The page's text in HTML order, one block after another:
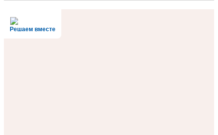
Решаем вместе